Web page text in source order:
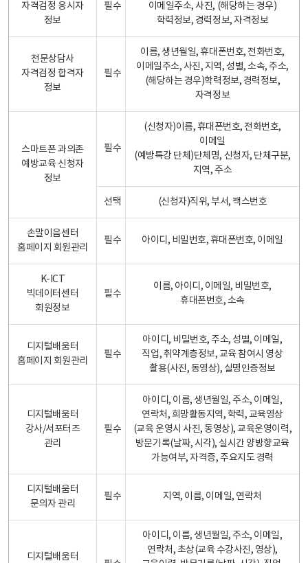
자격검정 응시자
정보
필수
이메일주소, 사진, (해당하는 경우)
학력정보, 경력정보, 자격정보
전문상담사
자격검정 합격자
정보
필수
이름, 생년월일, 휴대폰번호, 전화번호,
이메일주소, 사진, 지역, 성별, 소속, 주소,
(해당하는 경우)학력정보, 경력정보,
자격정보
스마트폰 과의존
예방교육 신청자
정보
필수
(신청자)이름, 휴대폰번호, 전화번호,
이메일
(예방특강 단체)단체명, 신청자, 단체구분,
지역, 주소
선택 (신청자)직위, 부서, 팩스번호
손말이음센터
홈페이지 회원관리
필수 아이디, 비밀번호, 휴대폰번호, 이메일
K-ICT
빅데이터센터
회원정보
필수
이름, 아이디, 이메일, 비밀번호,
휴대폰번호, 소속
디지털배움터
홈페이지 회원관리
필수
아이디, 비밀번호, 주소, 성별, 이메일,
직업, 취약계층정보, 교육 참여시 영상
촬용(사진, 동영상), 실명인증정보
디지털배움터
강사/서포터즈
관리
필수
아이디, 이름, 생년월일, 주소, 이메일,
연락처, 희망활동지역, 학력, 교육영상
(교육 운영시 사진, 동영상), 교육운영이력,
방문기록(날짜, 시각), 실시간 양방향교육
가능여부, 자격증, 주요지도 경력
디지털배움터
문의자 관리
필수 지역, 이름, 이메일, 연락처
디지털배움터
아이디, 이름, 생년월일, 주소, 이메일,
연락처, 초상(교육 수강사진, 영상),